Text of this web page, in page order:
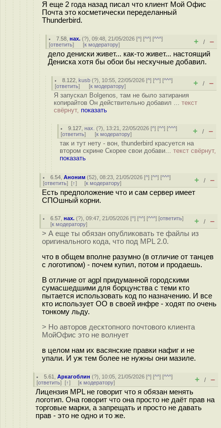
Я еще 2 года назад писал что клиент Мой Офис
Почта это косметически переделанный
Thunderbird.
7.58 ,нах. (?), 09:48, 21/05/2026 [^] [^^] [^^^]
[ответить] [к модератору] + / –
дело дениски живет... как-то живет... настоящий
Дениска хотя бы обои бы нескучные добавил.
8.122 ,kusb (?), 10:55, 22/05/2026 [^] [^^] [^^^]
[ответить] [к модератору] + / –
Я запускал Bolgenos, там не было затирания
копирайтов Он действительно добавил ... текст
свёрнут, показать
9.127 ,нах. (?), 13:21, 22/05/2026 [^] [^^] [^^^]
[ответить] [к модератору] + / –
так и тут нету - вон, thunderbird красуется на
втором скрине Скорее свои добави... текст свёрнут,
показать
6.54 ,Аноним (52), 08:23, 21/05/2026 [^] [^^] [^^^]
[ответить] [↑] [к модератору] + / –
Есть предположение что и сам сервер имеет
СПОшный корни.
6.57 ,нах. (?), 09:47, 21/05/2026 [^] [^^] [^^^] [ответить]
[к модератору] + / –
> А еще ты обязан опубликовать те файлы из
оригинального кода, что под MPL 2.0.
что в общем вполне разумно (в отличие от танцев
с логотипом) - почем купил, потом и продаешь.
В отличие от agpl придуманной городскими
сумасшедшими для борцунства с теми кто
пытается использовать код по назначению. И все
кто использует OO в своей инфре - ходят по очень
тонкому льду.
> Но авторов десктопного почтового клиента
МойОфис это не волнует
в целом нам их васянские правки нафиг и не
упали. И уж тем более не нужны они мазиле.
5.61 ,Аркагоблин (?), 10:05, 21/05/2026 [^] [^^] [^^^]
[ответить] [↑] [к модератору] + / –
Лицензия MPL не говорит что я обязан менять
логотип. Она говорит что она просто не даёт прав на
торговые марки, а запрещать и просто не давать
прав - это не одно и то же.